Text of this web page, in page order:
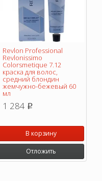
Revlon Professional
Revlonissimo
Colorsmetique 7.12
краска для волос,
средний блондин
жемчужно-бежевый 60
мл
1 284 p
В корзину
Отложить